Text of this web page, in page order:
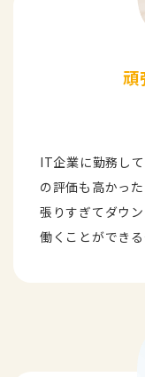
頑
IT企業に勤務し
の評価も高かっ
張りすぎてダウ
働くことができ